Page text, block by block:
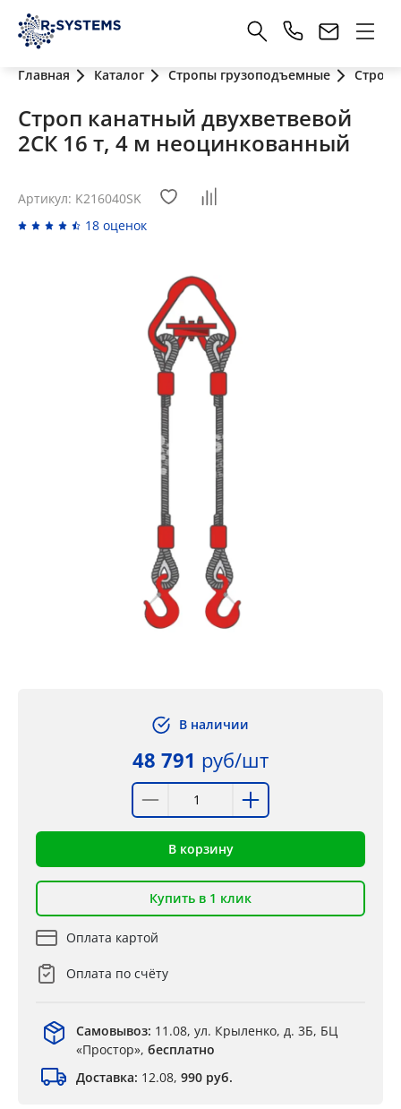
Главная Каталог Стропы грузоподъемные
Строп канатный двухветвевой
2СК 16 т, 4 м неоцинкованный
Артикул: K216040SK
18 оценок
В наличии
48 791 руб/шт
В корзину
Купить в 1 клик
Оплата картой
Оплата по счёту
Самовывоз: 11.08, ул. Крыленко, д. 3Б, БЦ
«Простор», бесплатно
Доставка: 12.08, 990 руб.